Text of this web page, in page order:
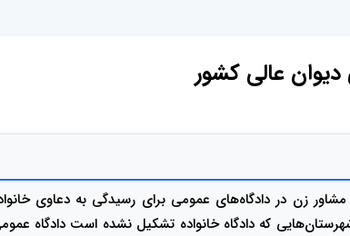
مشاور زن در دادگاه‌های عمومی برای رسیدگی به دعاوی
12/01 مقرر داشته: «در حوزه قضایی شهرستان‌هایی که دادگاه خانواده تشکیل